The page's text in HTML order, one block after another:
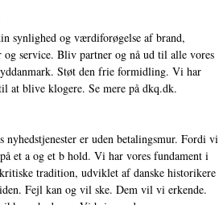
synlighed og værdiforøgelse af brand,
og service. Bliv partner og nå ud til alle vores
Støt den frie formidling. Vi har
at blive klogere. Se mere på dkq.dk.
nyhedstjenester er uden betalingsmur. Fordi vi
et a og et b hold. Vi har vores fundament i
tradition, udviklet af danske historikere
Fejl kan og vil ske. Dem vil vi erkende.